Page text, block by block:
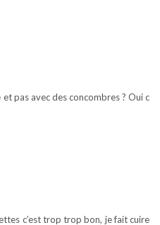
pas avec des concombres ? Oui c
c’est trop trop bon, je fait cuire